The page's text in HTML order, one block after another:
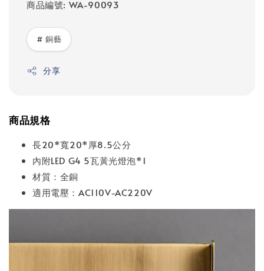
商品編號: WA-90093
# 銅藝
分享
商品規格
長20*寬20*厚8.5公分
內附LED G4 5瓦黃光燈泡*1
材質：全銅
適用電壓：AC110V-AC220V